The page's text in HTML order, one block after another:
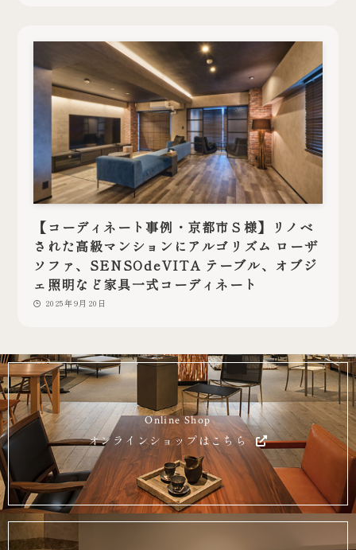
【コーディネート事例・京都市Ｓ様】リノベ
された高級マンションにアルゴリズム ローザ
ソファ、SENSOdeVITA テーブル、オブジ
ェ照明など家具一式コーディネート
2025年9月20日
Online Shop
オンラインショップはこちら